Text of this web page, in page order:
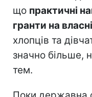
що практичні
гранти на
хлопців та
значно більше,
тем.